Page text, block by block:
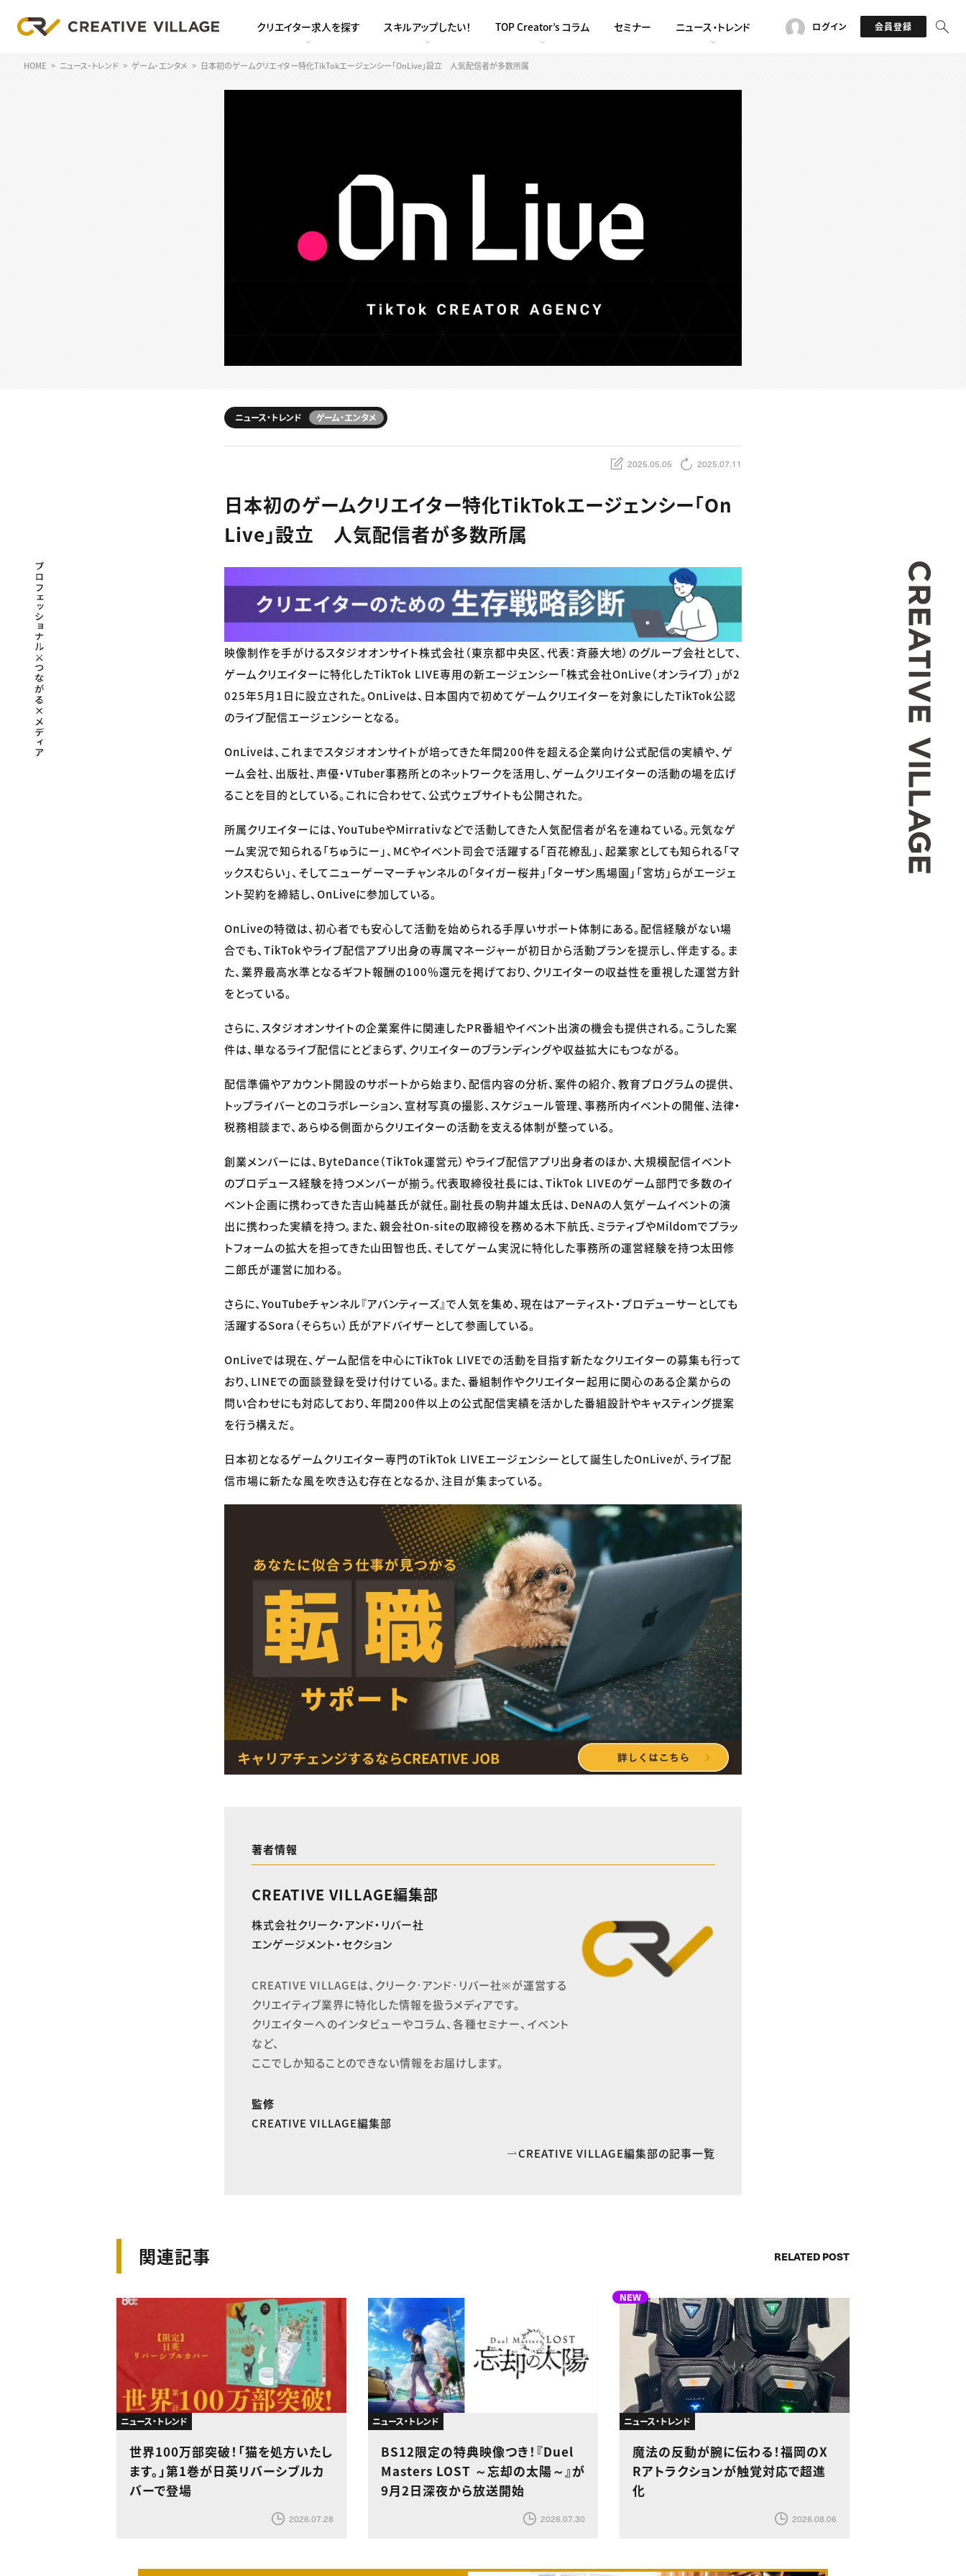
クリエイター求人を探す スキルアップしたい！ TOP Creator’s コラム セミナー ニュース・トレンド ログイン 会員登録
HOME ニュース・トレンド ゲーム・エンタメ 日本初のゲームクリエイター特化TikTokエージェンシー「OnLive」設立 人気配信者が多数所属
プロフェッショナル×つながる×メディア
ニュース・トレンド ゲーム・エンタメ
2025.05.05 2025.07.11
日本初のゲームクリエイター特化TikTokエージェンシー「On
Live」設立 人気配信者が多数所属
映像制作を手がけるスタジオオンサイト株式会社（東京都中央区、代表：斉藤大地）のグループ会社として、
ゲームクリエイターに特化したTikTok LIVE専用の新エージェンシー「株式会社OnLive（オンライブ）」が2
025年5月1日に設立された。OnLiveは、日本国内で初めてゲームクリエイターを対象にしたTikTok公認
のライブ配信エージェンシーとなる。
OnLiveは、これまでスタジオオンサイトが培ってきた年間200件を超える企業向け公式配信の実績や、ゲ
ーム会社、出版社、声優・VTuber事務所とのネットワークを活用し、ゲームクリエイターの活動の場を広げ
ることを目的としている。これに合わせて、公式ウェブサイトも公開された。
所属クリエイターには、YouTubeやMirrativなどで活動してきた人気配信者が名を連ねている。元気なゲ
ーム実況で知られる「ちゅうにー」、MCやイベント司会で活躍する「百花繚乱」、起業家としても知られる「マ
ックスむらい」、そしてニューゲーマーチャンネルの「タイガー桜井」「ターザン馬場園」「宮坊」らがエージェ
ント契約を締結し、OnLiveに参加している。
OnLiveの特徴は、初心者でも安心して活動を始められる手厚いサポート体制にある。配信経験がない場
合でも、TikTokやライブ配信アプリ出身の専属マネージャーが初日から活動プランを提示し、伴走する。ま
た、業界最高水準となるギフト報酬の100％還元を掲げており、クリエイターの収益性を重視した運営方針
をとっている。
さらに、スタジオオンサイトの企業案件に関連したPR番組やイベント出演の機会も提供される。こうした案
件は、単なるライブ配信にとどまらず、クリエイターのブランディングや収益拡大にもつながる。
配信準備やアカウント開設のサポートから始まり、配信内容の分析、案件の紹介、教育プログラムの提供、
トップライバーとのコラボレーション、宣材写真の撮影、スケジュール管理、事務所内イベントの開催、法律・
税務相談まで、あらゆる側面からクリエイターの活動を支える体制が整っている。
創業メンバーには、ByteDance（TikTok運営元）やライブ配信アプリ出身者のほか、大規模配信イベント
のプロデュース経験を持つメンバーが揃う。代表取締役社長には、TikTok LIVEのゲーム部門で多数のイ
ベント企画に携わってきた吉山純基氏が就任。副社長の駒井雄太氏は、DeNAの人気ゲームイベントの演
出に携わった実績を持つ。また、親会社On-siteの取締役を務める木下航氏、ミラティブやMildomでプラッ
トフォームの拡大を担ってきた山田智也氏、そしてゲーム実況に特化した事務所の運営経験を持つ太田修
二郎氏が運営に加わる。
さらに、YouTubeチャンネル『アバンティーズ』で人気を集め、現在はアーティスト・プロデューサーとしても
活躍するSora（そらちぃ）氏がアドバイザーとして参画している。
OnLiveでは現在、ゲーム配信を中心にTikTok LIVEでの活動を目指す新たなクリエイターの募集も行って
おり、LINEでの面談登録を受け付けている。また、番組制作やクリエイター起用に関心のある企業からの
問い合わせにも対応しており、年間200件以上の公式配信実績を活かした番組設計やキャスティング提案
を行う構えだ。
日本初となるゲームクリエイター専門のTikTok LIVEエージェンシーとして誕生したOnLiveが、ライブ配
信市場に新たな風を吹き込む存在となるか、注目が集まっている。
著者情報
CREATIVE VILLAGE編集部
株式会社クリーク・アンド・リバー社
エンゲージメント・セクション
CREATIVE VILLAGEは、クリーク･アンド･リバー社※が運営する
クリエイティブ業界に特化した情報を扱うメディアです。
クリエイターへのインタビューやコラム、各種セミナー、イベント
など、
ここでしか知ることのできない情報をお届けします。
監修
CREATIVE VILLAGE編集部
CREATIVE VILLAGE編集部の記事一覧
関連記事 RELATED POST
ニュース・トレンド
世界100万部突破！「猫を処方いたし
ます。」第1巻が日英リバーシブルカ
バーで登場
2026.07.28
ニュース・トレンド
BS12限定の特典映像つき！『Duel
Masters LOST ～忘却の太陽～』が
9月2日深夜から放送開始
2026.07.30
NEW
ニュース・トレンド
魔法の反動が腕に伝わる！福岡のX
Rアトラクションが触覚対応で超進
化
2026.08.06